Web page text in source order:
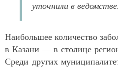
уточнили в ведомстве.
Наибольшее количество
в Казани — в столице
Среди других